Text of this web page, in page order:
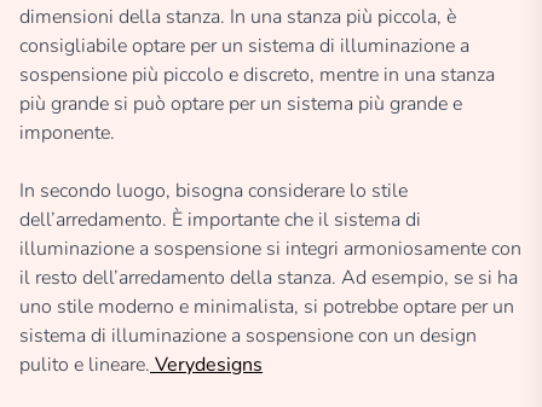
dimensioni della stanza. In una stanza più piccola, è
consigliabile optare per un sistema di illuminazione a
sospensione più piccolo e discreto, mentre in una stanza
più grande si può optare per un sistema più grande e
imponente.
In secondo luogo, bisogna considerare lo stile
dell’arredamento. È importante che il sistema di
illuminazione a sospensione si integri armoniosamente con
il resto dell’arredamento della stanza. Ad esempio, se si ha
uno stile moderno e minimalista, si potrebbe optare per un
sistema di illuminazione a sospensione con un design
pulito e lineare. Verydesigns